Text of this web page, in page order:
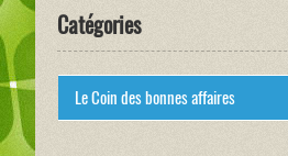
Catégories
Le Coin des bonnes affaires